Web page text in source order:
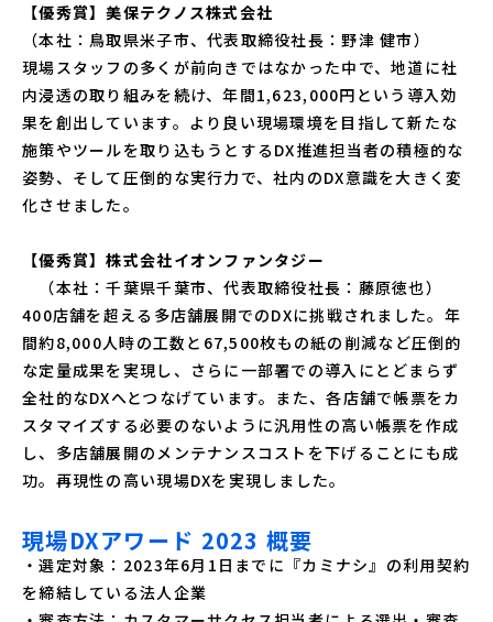
【優秀賞】美保テクノス株式会社
（本社：鳥取県米子市、代表取締役社長：野津 健市）
現場スタッフの多くが前向きではなかった中で、地道に社
内浸透の取り組みを続け、年間1,623,000円という導入効
果を創出しています。より良い現場環境を目指して新たな
施策やツールを取り込もうとするDX推進担当者の積極的な
姿勢、そして圧倒的な実行力で、社内のDX意識を大きく変
化させました。
【優秀賞】株式会社イオンファンタジー
（本社：千葉県千葉市、代表取締役社長：藤原徳也）
400店舗を超える多店舗展開でのDXに挑戦されました。年
間約8,000人時の工数と67,500枚もの紙の削減など圧倒的
な定量成果を実現し、さらに一部署での導入にとどまらず
全社的なDXへとつなげています。また、各店舗で帳票をカ
スタマイズする必要のないように汎用性の高い帳票を作成
し、多店舗展開のメンテナンスコストを下げることにも成
功。再現性の高い現場DXを実現しました。
現場DXアワード 2023 概要
・選定対象：2023年6月1日までに『カミナシ』の利用契約
を締結している法人企業